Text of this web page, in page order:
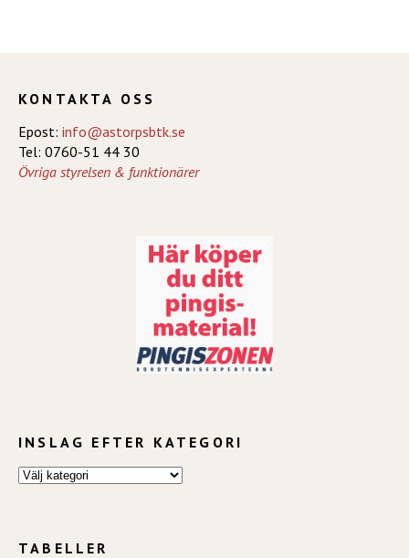
KONTAKTA OSS
Epost: info@astorpsbtk.se
Tel: 0760-51 44 30
Övriga styrelsen & funktionärer
INSLAG EFTER KATEGORI
TABELLER